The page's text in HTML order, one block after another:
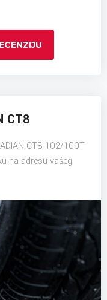
CT8
CT8 102/100T
na adresu vašeg